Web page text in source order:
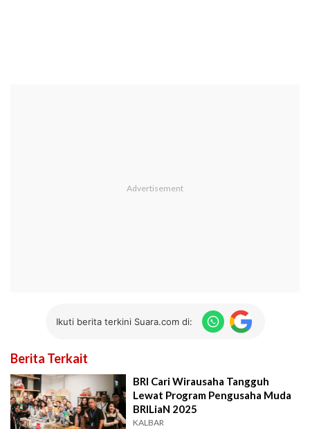
Ikuti berita terkini Suara.com di:
Berita Terkait
BRI Cari Wirausaha Tangguh
Lewat Program Pengusaha Muda
BRILiaN 2025
KALBAR